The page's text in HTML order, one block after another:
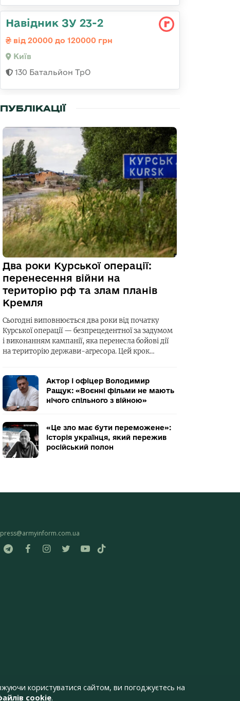
Навідник ЗУ 23-2
від 20000 до 120000 грн
Київ
130 Батальйон ТрО
ПУБЛІКАЦІЇ
Два роки Курської операції:
перенесення війни на
територію рф та злам планів
Кремля
Сьогодні виповнюється два роки від початку
Курської операції — безпрецедентної за задумом
і виконанням кампанії, яка перенесла бойові дії
на територію держави-агресора. Цей крок…
Актор і офіцер Володимир
Ращук: «Воєнні фільми не мають
нічого спільного з війною»
«Це зло має бути переможене»:
історія українця, який пережив
російський полон
press@armyinform.com.ua
користуватися сайтом, ви погоджуєтесь на
cookie.